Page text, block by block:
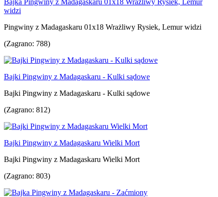
Bajka Pingwiny z Madagaskaru 01x18 Wrażliwy Rysiek, Lemur
widzi
Pingwiny z Madagaskaru 01x18 Wrażliwy Rysiek, Lemur widzi
(Zagrano: 788)
Bajki Pingwiny z Madagaskaru - Kulki sądowe
Bajki Pingwiny z Madagaskaru - Kulki sądowe
(Zagrano: 812)
Bajki Pingwiny z Madagaskaru Wielki Mort
Bajki Pingwiny z Madagaskaru Wielki Mort
(Zagrano: 803)